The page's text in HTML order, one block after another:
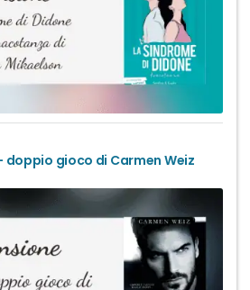
doppio gioco di Carmen Weiz